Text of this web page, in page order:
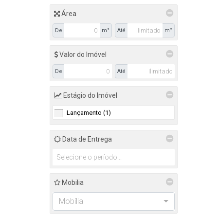
Cedro (3)
Cedros (1)
Centro (2)
Rio Pequeno (3)
Santa Regina (2)
Santa Regina IV (2)
São Francisco de Assis (2)
Tabuleiro (10)
Ariribá (1)
Centro (14)
Nações (2)
Pioneiros (1)
Área
De m² Até m²
Valor do Imóvel
De Até
Estágio do Imóvel
Lançamento (1)
Data de Entrega
Mobilia
Mobília